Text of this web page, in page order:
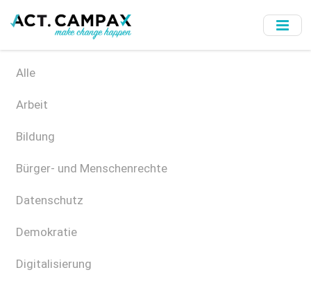
to
Alle
Arbeit
Bildung
Bürger- und Menschenrechte
Datenschutz
Demokratie
Digitalisierung